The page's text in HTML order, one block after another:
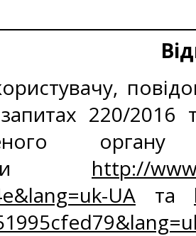
запитах 220/
http://
UA та